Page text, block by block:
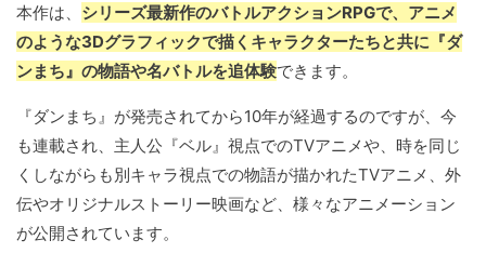
本作は、 シリーズ最新作のバトルアクションRPGで、アニメ
のような3Dグラフィックで描くキャラクターたちと共に『ダ
ンまち』の物語や名バトルを追体験できます。
『ダンまち』が発売されてから10年が経過するのですが、今
も連載され、主人公『ベル』視点でのTVアニメや、時を同じ
くしながらも別キャラ視点での物語が描かれたTVアニメ、外
伝やオリジナルストーリー映画など、様々なアニメーション
が公開されています。